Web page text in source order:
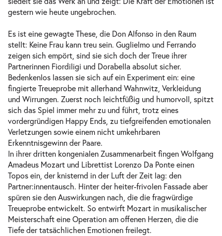
gestern wie heute ungebrochen.
Es ist eine gewagte These, die Don Alfonso in den Raum
stellt: Keine Frau kann treu sein. Guglielmo und Ferrando
zeigen sich empört, sind sie sich doch der Treue ihrer
Partnerinnen Fiordiligi und Dorabella absolut sicher.
Bedenkenlos lassen sie sich auf ein Experiment ein: eine
fingierte Treueprobe mit allerhand Wahnwitz, Verkleidung
und Wirrungen. Zuerst noch leichtfüßig und humorvoll, spitzt
sich das Spiel immer mehr zu und führt, trotz eines
vordergründigen Happy Ends, zu tiefgreifenden emotionalen
Verletzungen sowie einem nicht umkehrbaren
Erkenntnisgewinn der Paare.
In ihrer dritten kongenialen Zusammenarbeit fingen Wolfgang
Amadeus Mozart und Librettist Lorenzo Da Ponte einen
Topos ein, der knisternd in der Luft der Zeit lag: den
Partner:innentausch. Hinter der heiter-frivolen Fassade aber
spüren sie den Auswirkungen nach, die die fragwürdige
Treueprobe entwickelt. So entwirft Mozart in musikalischer
Meisterschaft eine Operation am offenen Herzen, die die
Tiefe der tatsächlichen Emotionen freilegt.